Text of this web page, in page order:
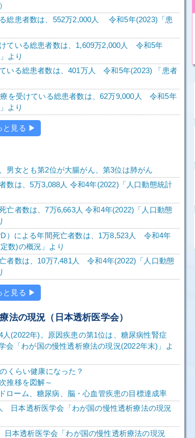
総患者数は、552万2,000人 令和5年(2023)「患
ている総患者数は、1,609万2,000人 令和5年
より
いる総患者数は、401万人 令和5年(2023) 「患者
を受けている総患者数は、62万9,000人 令和5年
より
と見る ▶
男女とも第2位が大腸がん、第3位は肺がん
数は、5万3,088人 令和4年(2022)「人口動態統計
亡者数は、7万6,663人 令和4年(2022)「人口動態
）による年間死亡者数は、1万8,523人 令和4年
数)の概況」より
者数は、10万7,481人 令和4年(2022)「人口動態
と見る ▶
の現況（日本透析医学会）
(2022年)。原因疾患の第1位は、糖尿病性腎症
会「わが国の慢性透析療法の現況(2022年末)」よ
くらい健康になった？
推移を図解～
ローム、糖尿病、脳・心血管疾患の目標達成率
日本透析医学会「わが国の慢性透析療法の現況
本透析医学会「わが国の慢性透析療法の現況